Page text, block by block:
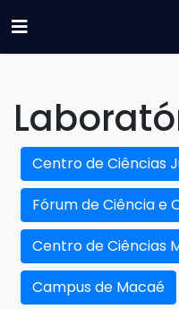
Centro de Ciências
Fórum de Ciência e
Centro de Ciências
Campus de Macaé